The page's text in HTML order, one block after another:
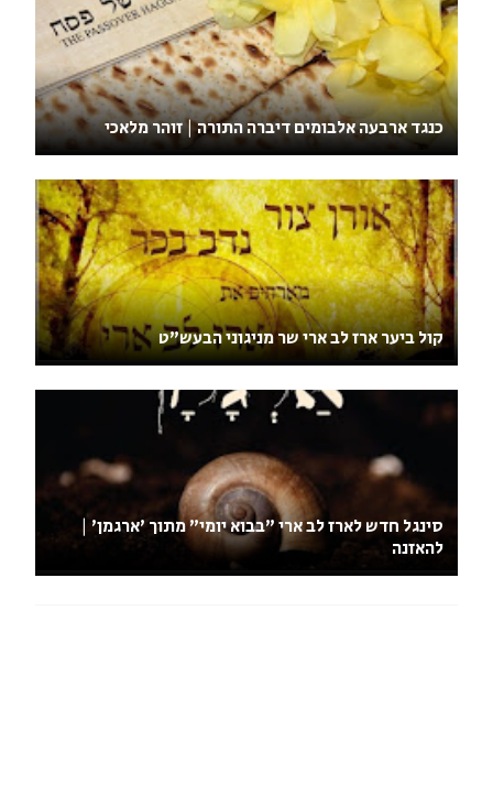
כנגד ארבעה אלבומים דיברה התורה | זוהר מלאכי
קול ביער ארז לב ארי שר מניגוני הבעש"ט
סינגל חדש לארז לב ארי "בבוא יומי" מתוך 'ארגמן' |
להאזנה